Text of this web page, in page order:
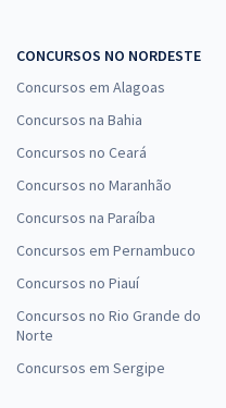
para Atividades
para Atividades Técnicas de
CONCURSOS NO NORDESTE
Concursos em Alagoas
Concursos na Bahia
Concursos no Ceará
Concursos no Maranhão
Concursos na Paraíba
Concursos em Pernambuco
Concursos no Piauí
Concursos no Rio Grande do
Norte
Concursos em Sergipe